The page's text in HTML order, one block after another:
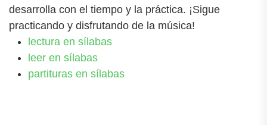
desarrolla con el tiempo y la práctica. ¡Sigue
practicando y disfrutando de la música!
lectura en sílabas
leer en sílabas
partituras en sílabas